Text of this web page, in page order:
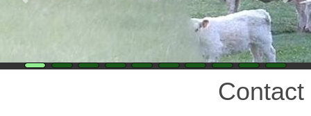
Contact